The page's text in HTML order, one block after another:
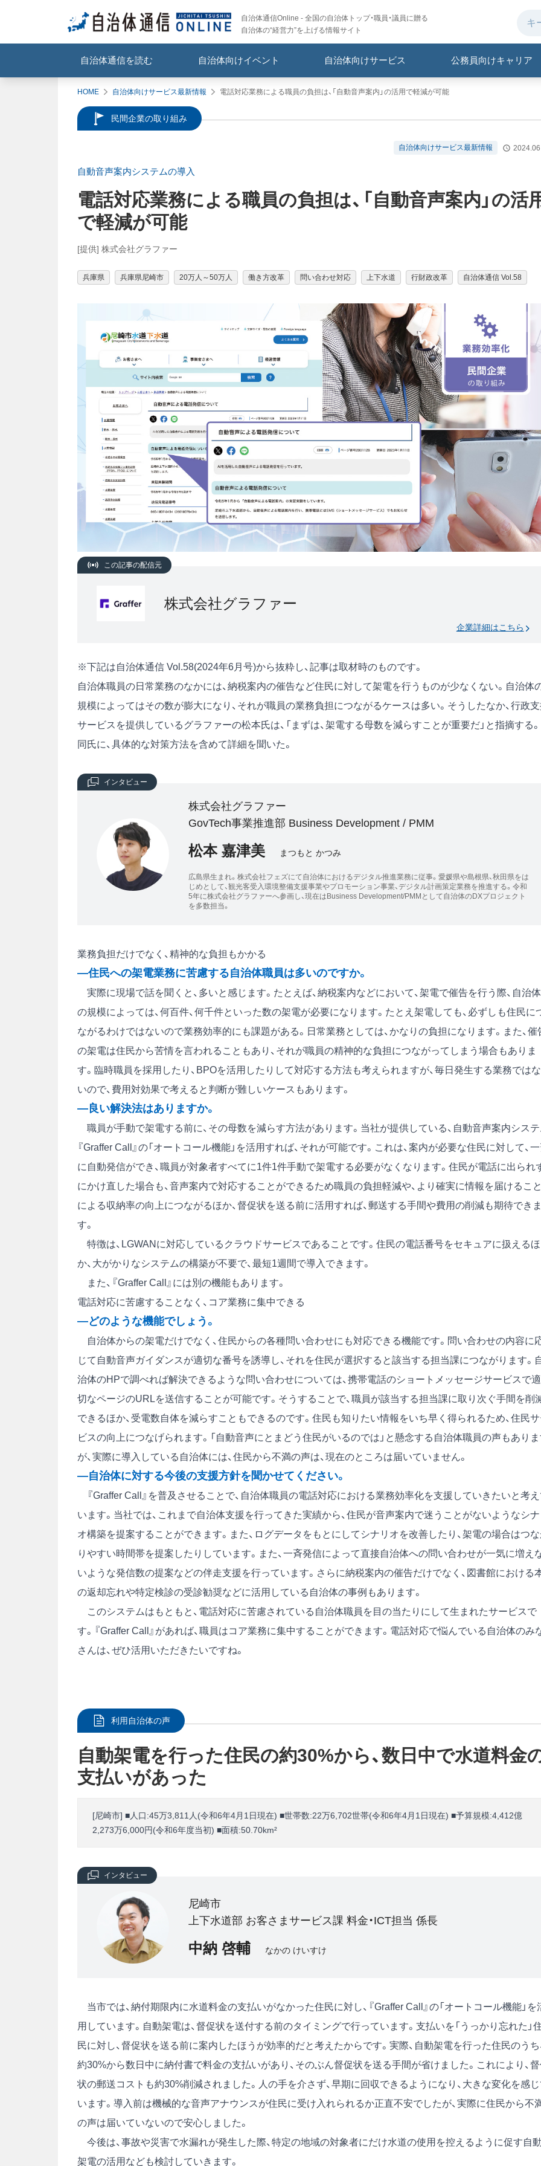
自治体通信Online - 全国の自治体トップ・職員・議員に贈る
自治体の“経営力”を上げる情報サイト
自治体通信を読む 自治体向けイベント 自治体向けサービス 公務員向けキャリア
HOME 自治体向けサービス最新情報 電話対応業務による職員の負担は、「自動音声案内」の活用で軽減が可能
民間企業の取り組み
自治体向けサービス最新情報
自動音声案内システムの導入
電話対応業務による職員の負担は、「自動音声案内」の活
で軽減が可能
[提供] 株式会社グラファー
兵庫県 兵庫県尼崎市 20万人～50万人 働き方改革 問い合わせ対応 上下水道 行財政改革 自治体通信 Vol.58
この記事の配信元
株式会社グラファー
企業詳細はこちら
※下記は自治体通信 Vol.58(2024年6月号)から抜粋し、記事は取材時のものです。
自治体職員の日常業務のなかには、納税案内の催告など住民に対して架電を行うものが少なくない。自治体
規模によってはその数が膨大になり、それが職員の業務負担につながるケースは多い。そうしたなか、行政
サービスを提供しているグラファーの松本氏は、「まずは、架電する母数を減らすことが重要だ」と指摘する。
同氏に、具体的な対策方法を含めて詳細を聞いた。
インタビュー
株式会社グラファー
GovTech事業推進部 Business Development / PMM
松本 嘉津美 まつもと かつみ
広島県生まれ。株式会社フェズにて自治体におけるデジタル推進業務に従事。愛媛県や島根県、秋田県をは
じめとして、観光客受入環境整備支援事業やプロモーション事業、デジタル計画策定業務を推進する。令和
5年に株式会社グラファーへ参画し、現在はBusiness Development/PMMとして自治体のDXプロジェクト
を多数担当。
業務負担だけでなく、精神的な負担もかかる
―住民への架電業務に苦慮する自治体職員は多いのですか。
実際に現場で話を聞くと、多いと感じます。たとえば、納税案内などにおいて、架電で催告を行う際、自治体
の規模によっては、何百件、何千件といった数の架電が必要になります。たとえ架電しても、必ずしも住民に
ながるわけではないので業務効率的にも課題がある。日常業務としては、かなりの負担になります。また、催
の架電は住民から苦情を言われることもあり、それが職員の精神的な負担につながってしまう場合もありま
す。臨時職員を採用したり、BPOを活用したりして対応する方法も考えられますが、毎日発生する業務ではな
いので、費用対効果で考えると判断が難しいケースもあります。
―良い解決法はありますか。
職員が手動で架電する前に、その母数を減らす方法があります。当社が提供している、自動音声案内シス
『Graffer Call』の「オートコール機能」を活用すれば、それが可能です。これは、案内が必要な住民に対して、
に自動発信ができ、職員が対象者すべてに1件1件手動で架電する必要がなくなります。住民が電話に出られ
にかけ直した場合も、音声案内で対応することができるため職員の負担軽減や、より確実に情報を届けるこ
による収納率の向上につながるほか、督促状を送る前に活用すれば、郵送する手間や費用の削減も期待でき
す。
特徴は、LGWANに対応しているクラウドサービスであることです。住民の電話番号をセキュアに扱えるほ
か、大がかりなシステムの構築が不要で、最短1週間で導入できます。
また、『Graffer Call』には別の機能もあります。
電話対応に苦慮することなく、コア業務に集中できる
―どのような機能でしょう。
自治体からの架電だけでなく、住民からの各種問い合わせにも対応できる機能です。問い合わせの内容に
じて自動音声ガイダンスが適切な番号を誘導し、それを住民が選択すると該当する担当課につながります。
治体のHPで調べれば解決できるような問い合わせについては、携帯電話のショートメッセージサービスで適
切なページのURLを送信することが可能です。そうすることで、職員が該当する担当課に取り次ぐ手間を削
できるほか、受電数自体を減らすこともできるのです。住民も知りたい情報をいち早く得られるため、住民
ビスの向上につなげられます。「自動音声にとまどう住民がいるのでは」と懸念する自治体職員の声もあり
が、実際に導入している自治体には、住民から不満の声は、現在のところは届いていません。
―自治体に対する今後の支援方針を聞かせてください。
『Graffer Call』を普及させることで、自治体職員の電話対応における業務効率化を支援していきたいと考
います。当社では、これまで自治体支援を行ってきた実績から、住民が音声案内で迷うことがないようなシ
オ構築を提案することができます。また、ログデータをもとにしてシナリオを改善したり、架電の場合はつ
りやすい時間帯を提案したりしています。また、一斉発信によって直接自治体への問い合わせが一気に増え
いような発信数の提案などの伴走支援を行っています。さらに納税案内の催告だけでなく、図書館における
の返却忘れや特定検診の受診勧奨などに活用している自治体の事例もあります。
このシステムはもともと、電話対応に苦慮されている自治体職員を目の当たりにして生まれたサービスで
す。『Graffer Call』があれば、職員はコア業務に集中することができます。電話対応で悩んでいる自治体のみ
さんは、ぜひ活用いただきたいですね。
利用自治体の声
自動架電を行った住民の約30%から、数日中で水道料金
支払いがあった
[尼崎市] ■人口:45万3,811人(令和6年4月1日現在) ■世帯数:22万6,702世帯(令和6年4月1日現在) ■予算規模:4,412億
2,273万6,000円(令和6年度当初) ■面積:50.70km²
インタビュー
尼崎市
上下水道部 お客さまサービス課 料金・ICT担当 係長
中納 啓輔 なかの けいすけ
当市では、納付期限内に水道料金の支払いがなかった住民に対し、『Graffer Call』の「オートコール機能」を
用しています。自動架電は、督促状を送付する前のタイミングで行っています。支払いを「うっかり忘れた」
民に対し、督促状を送る前に案内したほうが効率的だと考えたからです。実際、自動架電を行った住民のうち
約30%から数日中に納付書で料金の支払いがあり、そのぶん督促状を送る手間が省けました。これにより、
状の郵送コストも約30%削減されました。人の手を介さず、早期に回収できるようになり、大きな変化を感
います。導入前は機械的な音声アナウンスが住民に受け入れられるか正直不安でしたが、実際に住民から不
の声は届いていないので安心しました。
今後は、事故や災害で水漏れが発生した際、特定の地域の対象者にだけ水道の使用を控えるように促す自
架電の活用なども検討していきます。